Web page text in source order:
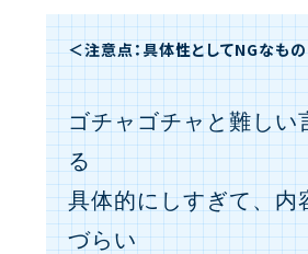
＜注意点：具体性としてNGなも
ゴチャゴチャと難しい
る
具体的にしすぎて、内
づらい